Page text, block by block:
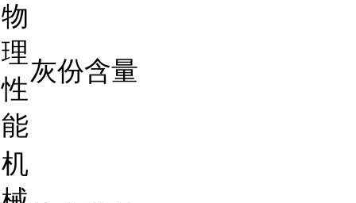
物
理
性
能
灰份含量
机